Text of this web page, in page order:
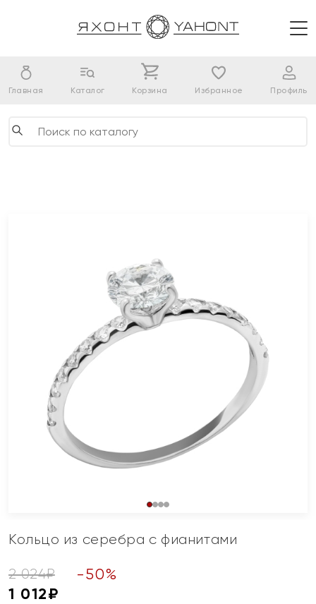
Главная Каталог Корзина Избранное Профиль
Кольцо из серебра с фианитами
2 024₽ -50%
1 012₽